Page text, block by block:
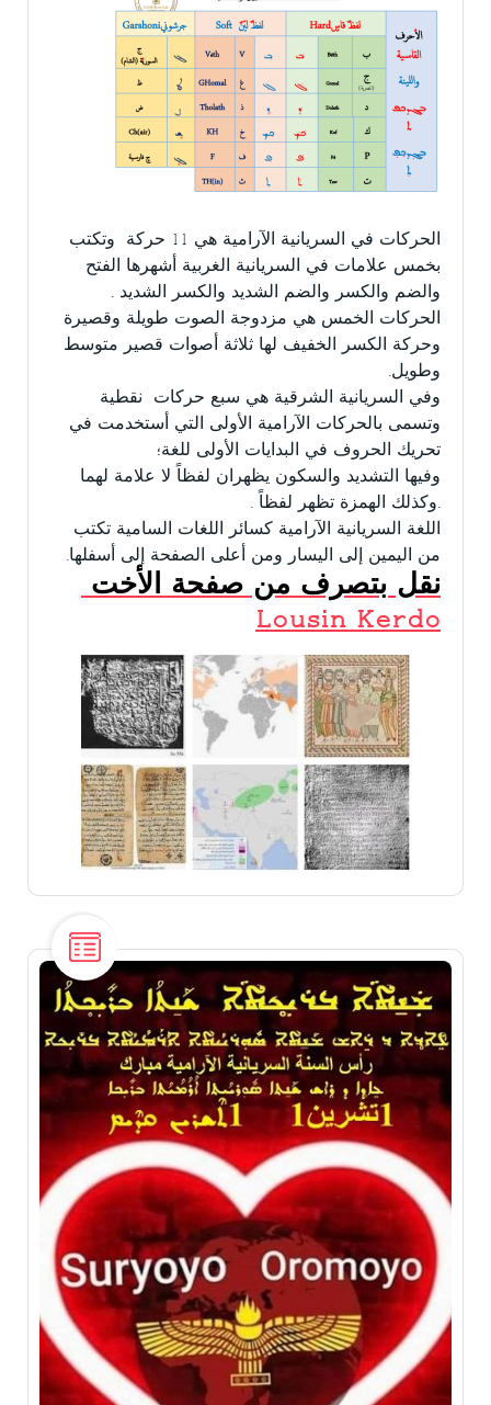
الحركات في السريانية الآرامية هي 11 حركة وتكتب
بخمس علامات في السريانية الغربية أشهرها الفتح
والضم والكسر والضم الشديد والكسر الشديد .
الحركات الخمس هي مزدوجة الصوت طويلة وقصيرة
وحركة الكسر الخفيف لها ثلاثة أصوات قصير متوسط
وطويل.
وفي السريانية الشرقية هي سبع حركات نقطية
وتسمى بالحركات الآرامية الأولى التي أستخدمت في
تحريك الحروف في البدايات الأولى للغة؛
وفيها التشديد والسكون يظهران لفظاً لا علامة لهما
.وكذلك الهمزة تظهر لفظاً .
اللغة السريانية الآرامية كسائر اللغات السامية تكتب
من اليمين إلى اليسار ومن أعلى الصفحة إلى أسفلها.
نقل بتصرف من صفحة الأخت
Lousin Kerdo